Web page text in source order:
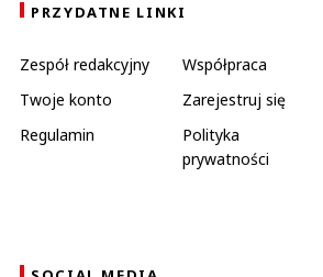
Jozek
This comment was minimized by the
PRZYDATNE LINKI
Zespół redakcyjny Współpraca
Twoje konto
Zarejestruj się
Regulamin
Polityka
prywatności